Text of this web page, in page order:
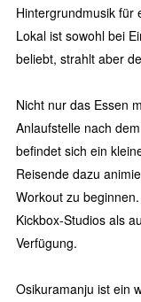
Hintergrundmusik für
Lokal ist sowohl bei
beliebt, strahlt aber
Nicht nur das Essen
Anlaufstelle nach
befindet sich ein
Reisende dazu
Workout zu
Kickbox-Studios als
Verfügung.
Osikuramanju ist ein